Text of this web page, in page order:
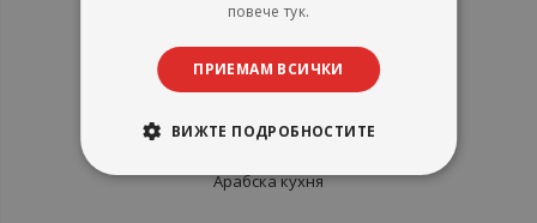
Арабска кухня
повече тук.
ПРИЕМАМ ВСИЧКИ
ВИЖТЕ ПОДРОБНОСТИТЕ